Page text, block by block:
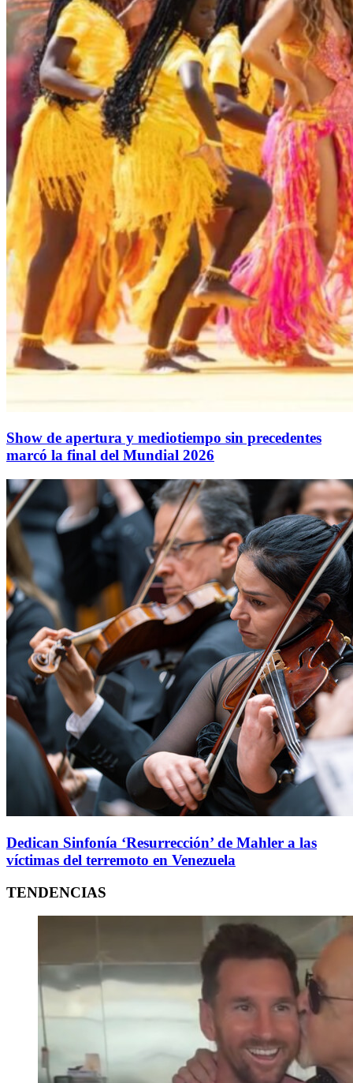
Show de apertura y mediotiempo sin precedentes
marcó la final del Mundial 2026
Dedican Sinfonía ‘Resurrección’ de Mahler a las
víctimas del terremoto en Venezuela
TENDENCIAS